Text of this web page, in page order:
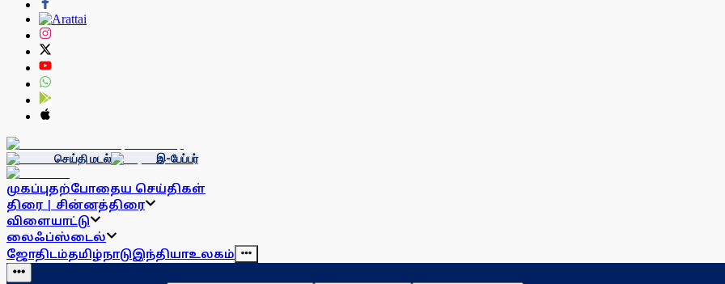
செய்தி மடல் இ-பேப்பர்
முகப்புதற்போதைய செய்திகள்
திரை | சின்னத்திரை
விளையாட்டு
லைஃப்ஸ்டைல்
ஜோதிடம்தமிழ்நாடுஇந்தியாஉலகம்